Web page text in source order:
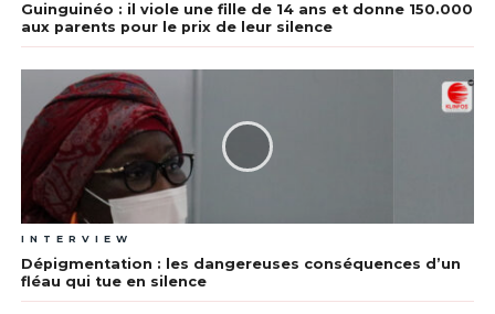
Guinguinéo : il viole une fille de 14 ans et donne 150.000
aux parents pour le prix de leur silence
INTERVIEW
Dépigmentation : les dangereuses conséquences d’un
fléau qui tue en silence